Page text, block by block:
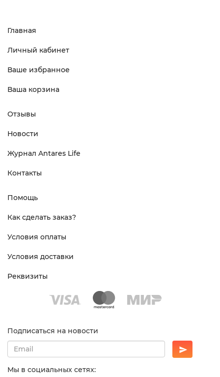
Главная
Личный кабинет
Ваше избранное
Ваша корзина
Отзывы
Новости
Журнал Antares Life
Контакты
Помощь
Как сделать заказ?
Условия оплаты
Условия доставки
Реквизиты
Подписаться на новости
Мы в социальных сетях: